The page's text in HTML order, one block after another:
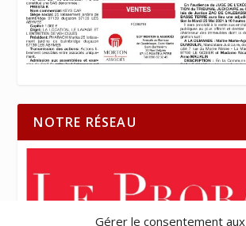
Gérer le consentement aux
NOTRE RÉSEAU